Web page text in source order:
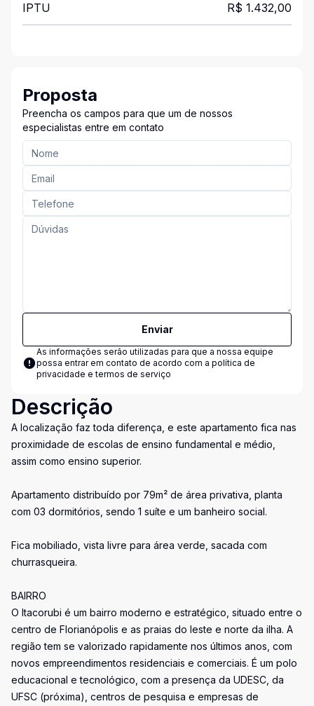
IPTU R$ 1.432,00
Proposta
Preencha os campos para que um de nossos
especialistas entre em contato
Enviar
As informações serão utilizadas para que a nossa equipe
possa entrar em contato de acordo com a política de
privacidade e termos de serviço
Descrição
A localização faz toda diferença, e este apartamento fica nas
proximidade de escolas de ensino fundamental e médio,
assim como ensino superior.
Apartamento distribuído por 79m² de área privativa, planta
com 03 dormitórios, sendo 1 suíte e um banheiro social.
Fica mobiliado, vista livre para área verde, sacada com
churrasqueira.
BAIRRO
O Itacorubi é um bairro moderno e estratégico, situado entre o
centro de Florianópolis e as praias do leste e norte da ilha. A
região tem se valorizado rapidamente nos últimos anos, com
novos empreendimentos residenciais e comerciais. É um polo
educacional e tecnológico, com a presença da UDESC, da
UFSC (próxima), centros de pesquisa e empresas de